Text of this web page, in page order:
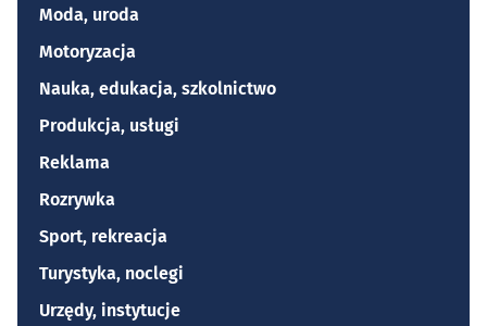
Moda, uroda
Motoryzacja
Nauka, edukacja, szkolnictwo
Produkcja, usługi
Reklama
Rozrywka
Sport, rekreacja
Turystyka, noclegi
Urzędy, instytucje